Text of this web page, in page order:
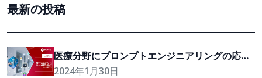
最新の投稿
医療分野にプロンプトエンジニアリングの応
用・人間とAIの相互作用改善する具体的な10つ
2024年1月30日